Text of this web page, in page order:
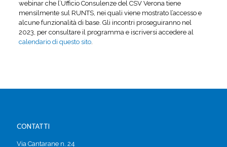
webinar che l’Ufficio Consulenze del CSV Verona tiene
mensilmente sul RUNTS, nei quali viene mostrato l’accesso e
alcune funzionalità di base. Gli incontri proseguiranno nel
2023, per consultare il programma e iscriversi accedere al
calendario di questo sito.
CONTATTI
Via Cantarane n. 24